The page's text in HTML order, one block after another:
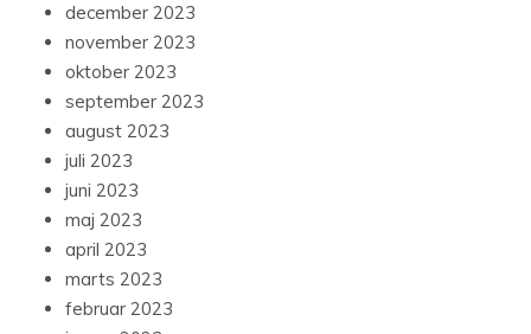
december 2023
november 2023
oktober 2023
september 2023
august 2023
juli 2023
juni 2023
maj 2023
april 2023
marts 2023
februar 2023